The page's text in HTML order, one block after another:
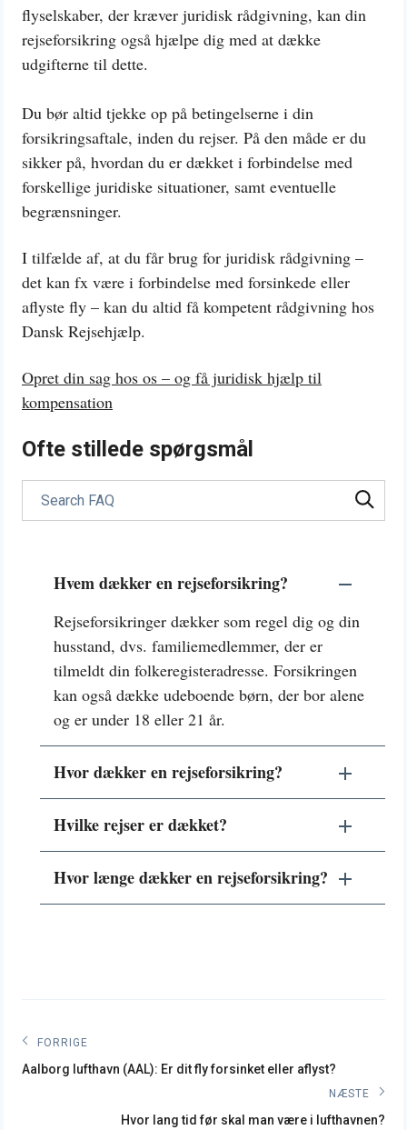
flyselskaber, der kræver juridisk rådgivning, kan din
rejseforsikring også hjælpe dig med at dække
udgifterne til dette.
Du bør altid tjekke op på betingelserne i din
forsikringsaftale, inden du rejser. På den måde er du
sikker på, hvordan du er dækket i forbindelse med
forskellige juridiske situationer, samt eventuelle
begrænsninger.
I tilfælde af, at du får brug for juridisk rådgivning –
det kan fx være i forbindelse med forsinkede eller
aflyste fly – kan du altid få kompetent rådgivning hos
Dansk Rejsehjælp.
Opret din sag hos os – og få juridisk hjælp til
kompensation
Ofte stillede spørgsmål
Hvem dækker en rejseforsikring?
Rejseforsikringer dækker som regel dig og din
husstand, dvs. familiemedlemmer, der er
tilmeldt din folkeregisteradresse. Forsikringen
kan også dække udeboende børn, der bor alene
og er under 18 eller 21 år.
Hvor dækker en rejseforsikring?
Hvilke rejser er dækket?
Hvor længe dækker en rejseforsikring?
Indlægsnavigation
FORRIGE
Forrige
Aalborg lufthavn (AAL): Er dit fly forsinket eller aflyst?
NÆSTE
Næste
Hvor lang tid før skal man være i lufthavnen?